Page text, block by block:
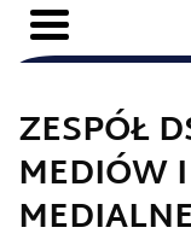
ZESPÓŁ
MEDIÓW